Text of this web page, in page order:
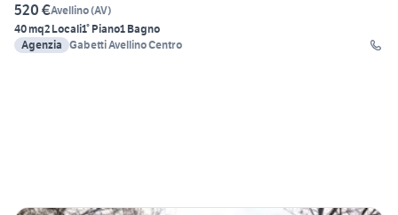
520 €Avellino(AV)
40 mq2 Locali1° Piano1 Bagno
Agenzia Gabetti Avellino Centro